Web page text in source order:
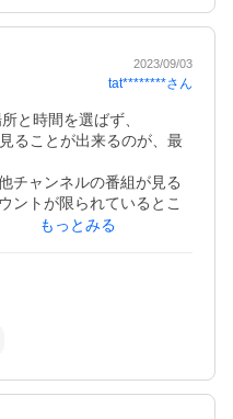
2023/09/03
tat********さん
と時間を選ばず、
ることが出来るのが、最
チャンネルの番組が見る
ントが限られているとこ
もっとみる